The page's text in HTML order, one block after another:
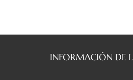
INFORMACIÓN DE